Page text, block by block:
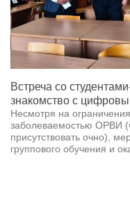
Встреча со
знакомство с
Несмотря на
заболеваемостью ОРВИ
присутствовать очно),
группового обучения и